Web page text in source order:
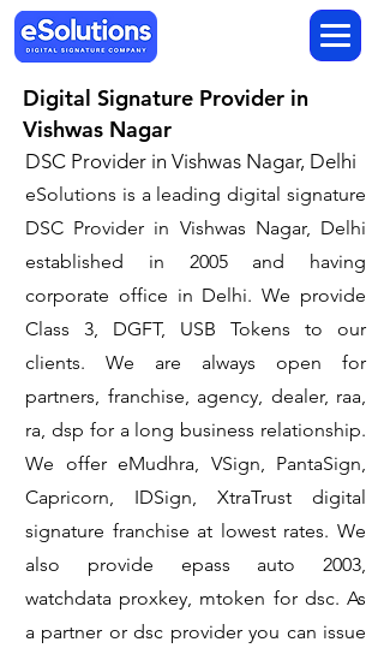
Digital Signature Provider in
Vishwas Nagar
DSC Provider in Vishwas Nagar, Delhi
eSolutions is a leading digital signature
DSC Provider in Vishwas Nagar, Delhi
established in 2005 and having
corporate office in Delhi. We provide
Class 3, DGFT, USB Tokens to our
clients. We are always open for
partners, franchise, agency, dealer, raa,
ra, dsp for a long business relationship.
We offer eMudhra, VSign, PantaSign,
Capricorn, IDSign, XtraTrust digital
signature franchise at lowest rates. We
also provide epass auto 2003,
watchdata proxkey, mtoken for dsc. As
a partner or dsc provider you can issue